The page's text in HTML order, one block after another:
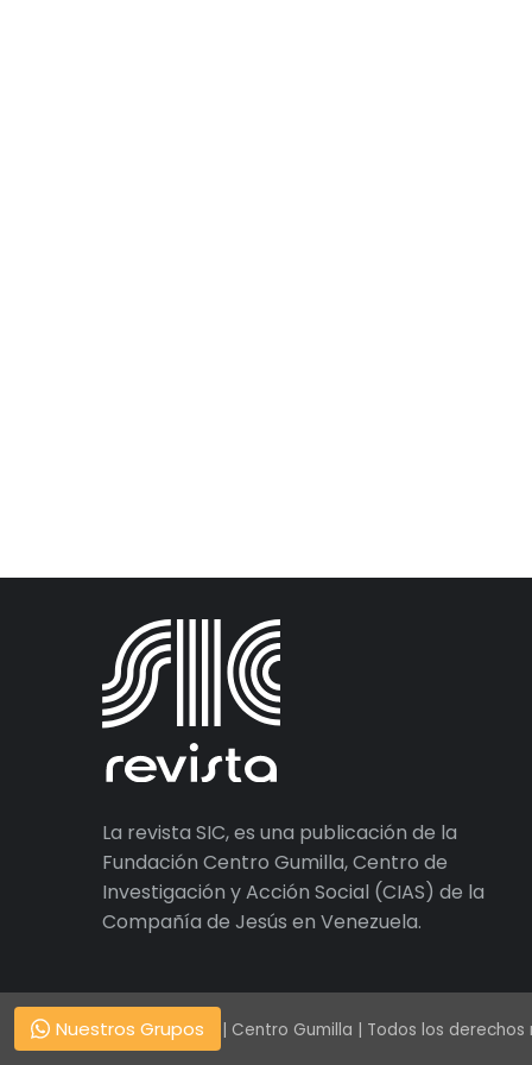
La revista SIC, es una publicación de la
Fundación Centro Gumilla, Centro de
Investigación y Acción Social (CIAS) de la
Compañía de Jesús en Venezuela.
© 1938 – 2026 | Centro Gumilla | Todos los derechos
Nuestros Grupos